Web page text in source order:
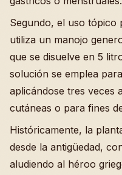
Segundo, el uso tópico
utiliza un manojo
que se disuelve en 5
solución se emplea
aplicándose tres veces
cutáneas o para fines
Históricamente, la
desde la antigüedad,
aludiendo al héroo